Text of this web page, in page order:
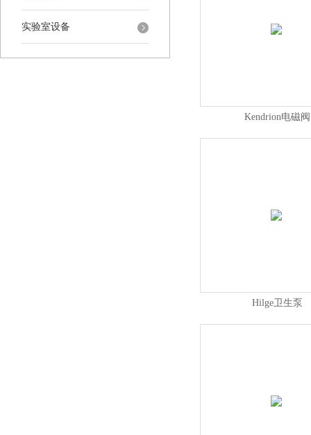
实验室设备
Kendrion电磁阀
Hilge卫生泵